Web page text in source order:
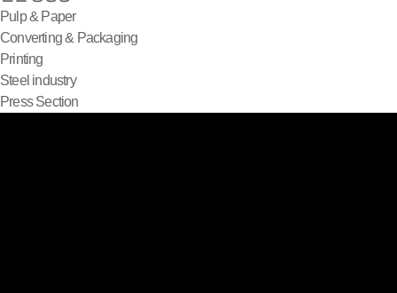
Pulp & Paper
Converting & Packaging
Printing
Steel industry
Press Section